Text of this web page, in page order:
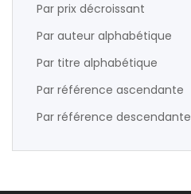
Par prix décroissant
Par auteur alphabétique
Par titre alphabétique
Par référence ascendante
Par référence descendante